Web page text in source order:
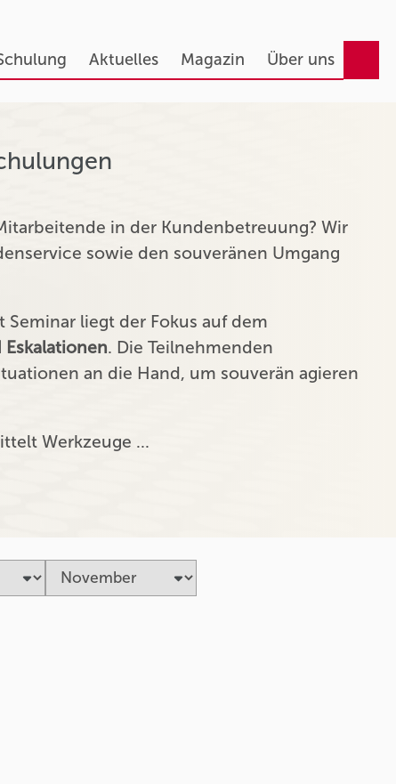
Aktuelles Magazin Über uns
in der Kundenbetreuung? Wir
sowie den souveränen Umgang
liegt der Fokus auf dem
. Die Teilnehmenden
an die Hand, um souverän agieren
Werkzeuge …